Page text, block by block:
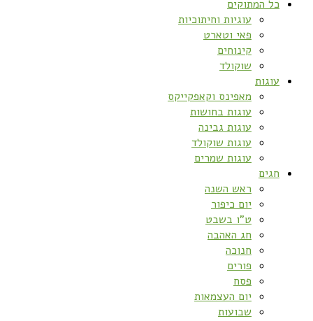
כל המתוקים
עוגיות וחיתוכיות
פאי וטארט
קינוחים
שוקולד
עוגות
מאפינס וקאפקייקס
עוגות בחושות
עוגות גבינה
עוגות שוקולד
עוגות שמרים
חגים
ראש השנה
יום כיפור
ט”ו בשבט
חג האהבה
חנוכה
פורים
פסח
יום העצמאות
שבועות